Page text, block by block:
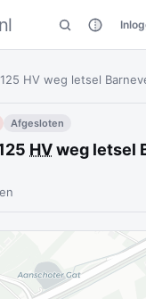
HV weg letsel
Afgesloten
HVweg letsel